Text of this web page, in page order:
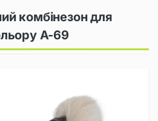
комбінезон для
A-69